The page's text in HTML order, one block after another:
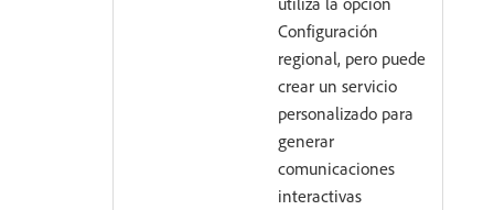
Configuración
regional, pero puede
crear un servicio
personalizado para
generar
comunicaciones
interactivas